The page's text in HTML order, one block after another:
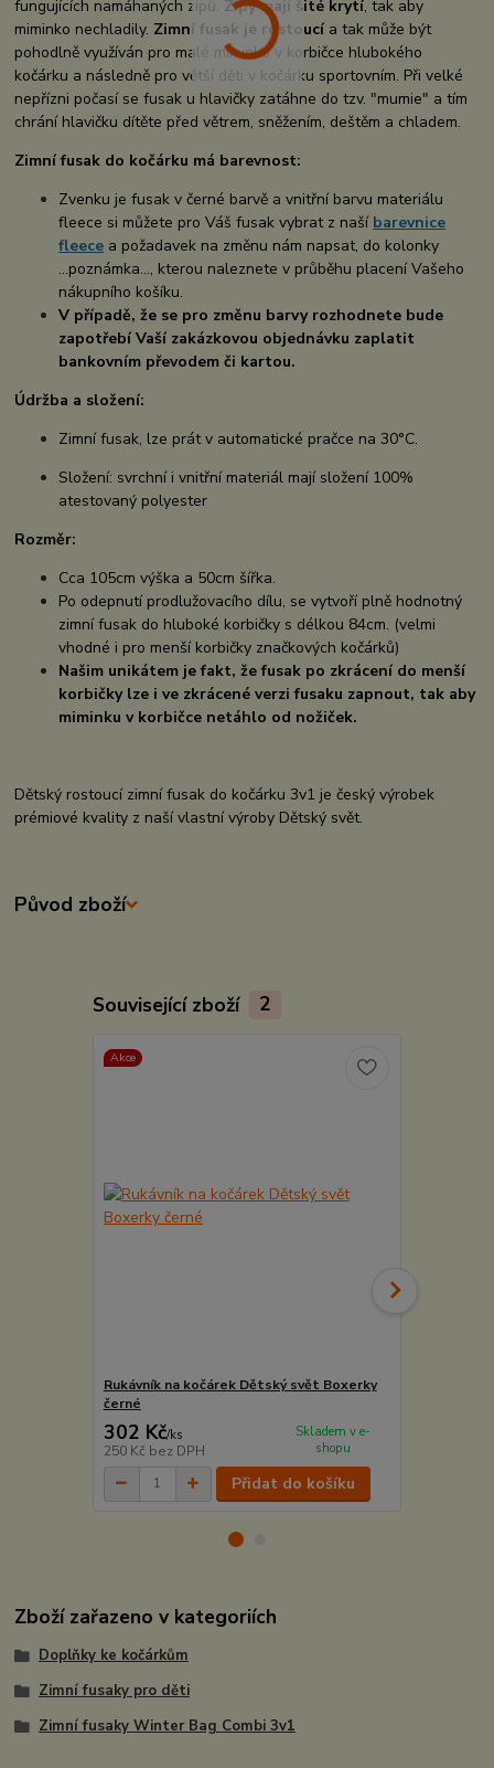
fungujících namáhaných zipů. Zipy mají šité krytí, tak aby
miminko nechladily. Zimní fusak je rostoucí a tak může být
pohodlně využíván pro malé miminko v korbičce hlubokého
kočárku a následně pro větší děti v kočárku sportovním. Při velké
nepřízni počasí se fusak u hlavičky zatáhne do tzv. "mumie" a tím
chrání hlavičku dítěte před větrem, sněžením, deštěm a chladem.
Zimní fusak do kočárku má barevnost:
Zvenku je fusak v černé barvě a vnitřní barvu materiálu
fleece si můžete pro Váš fusak vybrat z naší barevnice
fleece a požadavek na změnu nám napsat, do kolonky
...poznámka..., kterou naleznete v průběhu placení Vašeho
nákupního košíku.
V případě, že se pro změnu barvy rozhodnete bude
zapotřebí Vaší zakázkovou objednávku zaplatit
bankovním převodem či kartou.
Údržba a složení:
Zimní fusak, lze prát v automatické pračce na 30°C.
Složení: svrchní i vnitřní materiál mají složení 100%
atestovaný polyester
Rozměr:
Cca 105cm výška a 50cm šířka.
Po odepnutí prodlužovacího dílu, se vytvoří plně hodnotný
zimní fusak do hluboké korbičky s délkou 84cm. (velmi
vhodné i pro menší korbičky značkových kočárků)
Našim unikátem je fakt, že fusak po zkrácení do menší
korbičky lze i ve zkrácené verzi fusaku zapnout, tak aby
miminku v korbičce netáhlo od nožiček.
Dětský rostoucí zimní fusak do kočárku 3v1 je český výrobek
prémiové kvality z naší vlastní výroby Dětský svět.
Původ zboží
Související zboží 2
Akce
Rukávník na kočárek Dětský svět Boxerky
černé
302 Kč/ks
250 Kč bez DPH
Skladem v e-
shopu
Přidat do košíku
Zboží zařazeno v kategoriích
Doplňky ke kočárkům
Zimní fusaky pro děti
Zimní fusaky Winter Bag Combi 3v1